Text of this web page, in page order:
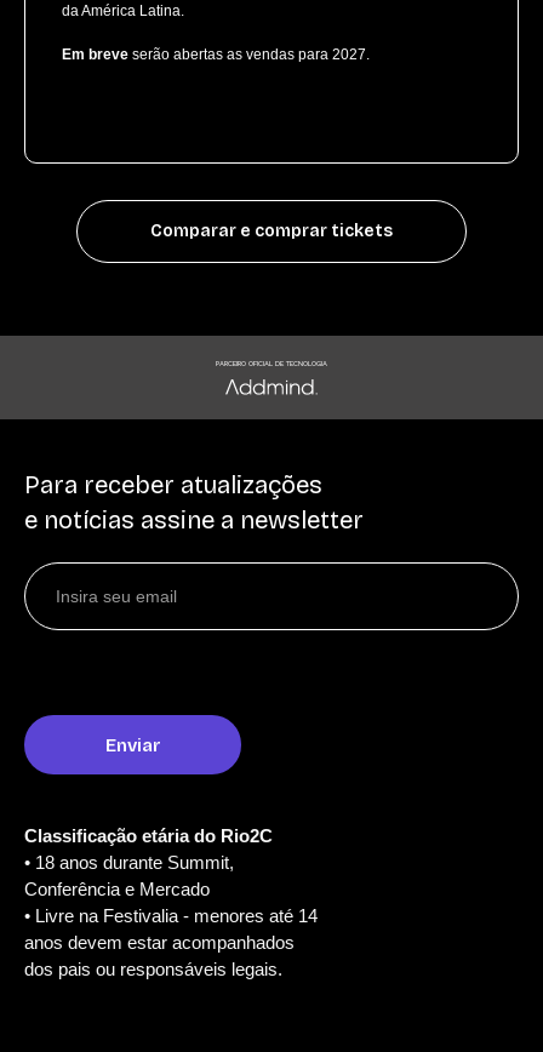
da América Latina.
Em breve serão abertas as vendas para 2027.
Comparar e comprar tickets
PARCEIRO OFICIAL DE TECNOLOGIA
Para receber atualizações
e notícias assine a newsletter
Classificação etária do Rio2C
• 18 anos durante Summit,
Conferência e Mercado
• Livre na Festivalia - menores até 14
anos devem estar acompanhados
dos pais ou responsáveis legais.